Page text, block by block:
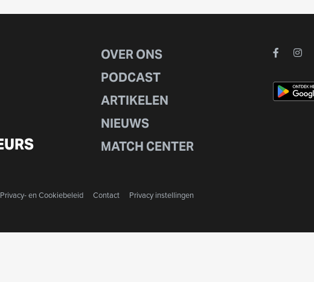
OVER ONS
PODCAST
ARTIKELEN
NIEUWS
MATCH CENTER
Privacy- en Cookiebeleid Contact Privacy instellingen